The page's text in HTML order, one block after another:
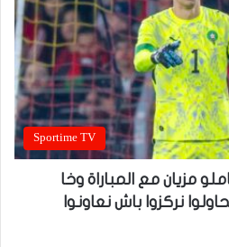
Sportime TV
مزيان مع المباراة وخا
نركزوا باش نعاونوا